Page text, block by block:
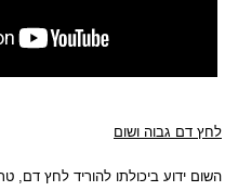
לחץ דם גבוה ושום
השום ידוע ביכולתו להוריד לחץ דם,